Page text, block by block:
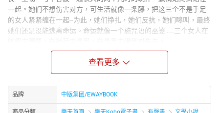
一起。她们不想伤害对方，可生活就像一条藤，把这三个不是手足
的女人紧紧缠在一起--为此，她们挣扎，她们反抗，她们嗥叫，最终
她们还是没能逃离命运。命运就像一个施咒语的巫婆……三个女人在
Author Biograph：
薛喜君（1963年－），女，汉族，辽宁省辽阳县人，中国作家协会
自上世纪80年代中期开始文学创作，1989年开始发表作品，2014年
正式加入中国作家协会。其文学创作以长篇小说和报告文学见长，
代表作品包括《二月雪》《白月光》《黑白村庄》《拳心》等，作
查看更多
品牌 中版集团/EWAYBOOK